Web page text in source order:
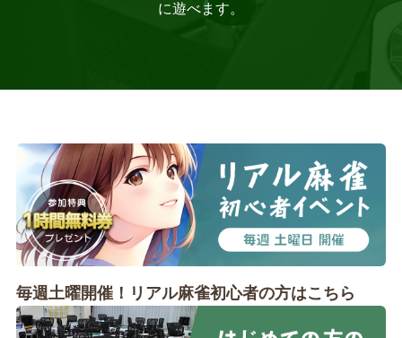
に遊べます。
毎週土曜開催！リアル麻雀初心者の方はこちら